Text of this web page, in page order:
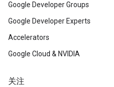
Google Developer Groups
Google Developer Experts
Accelerators
Google Cloud & NVIDIA
关注